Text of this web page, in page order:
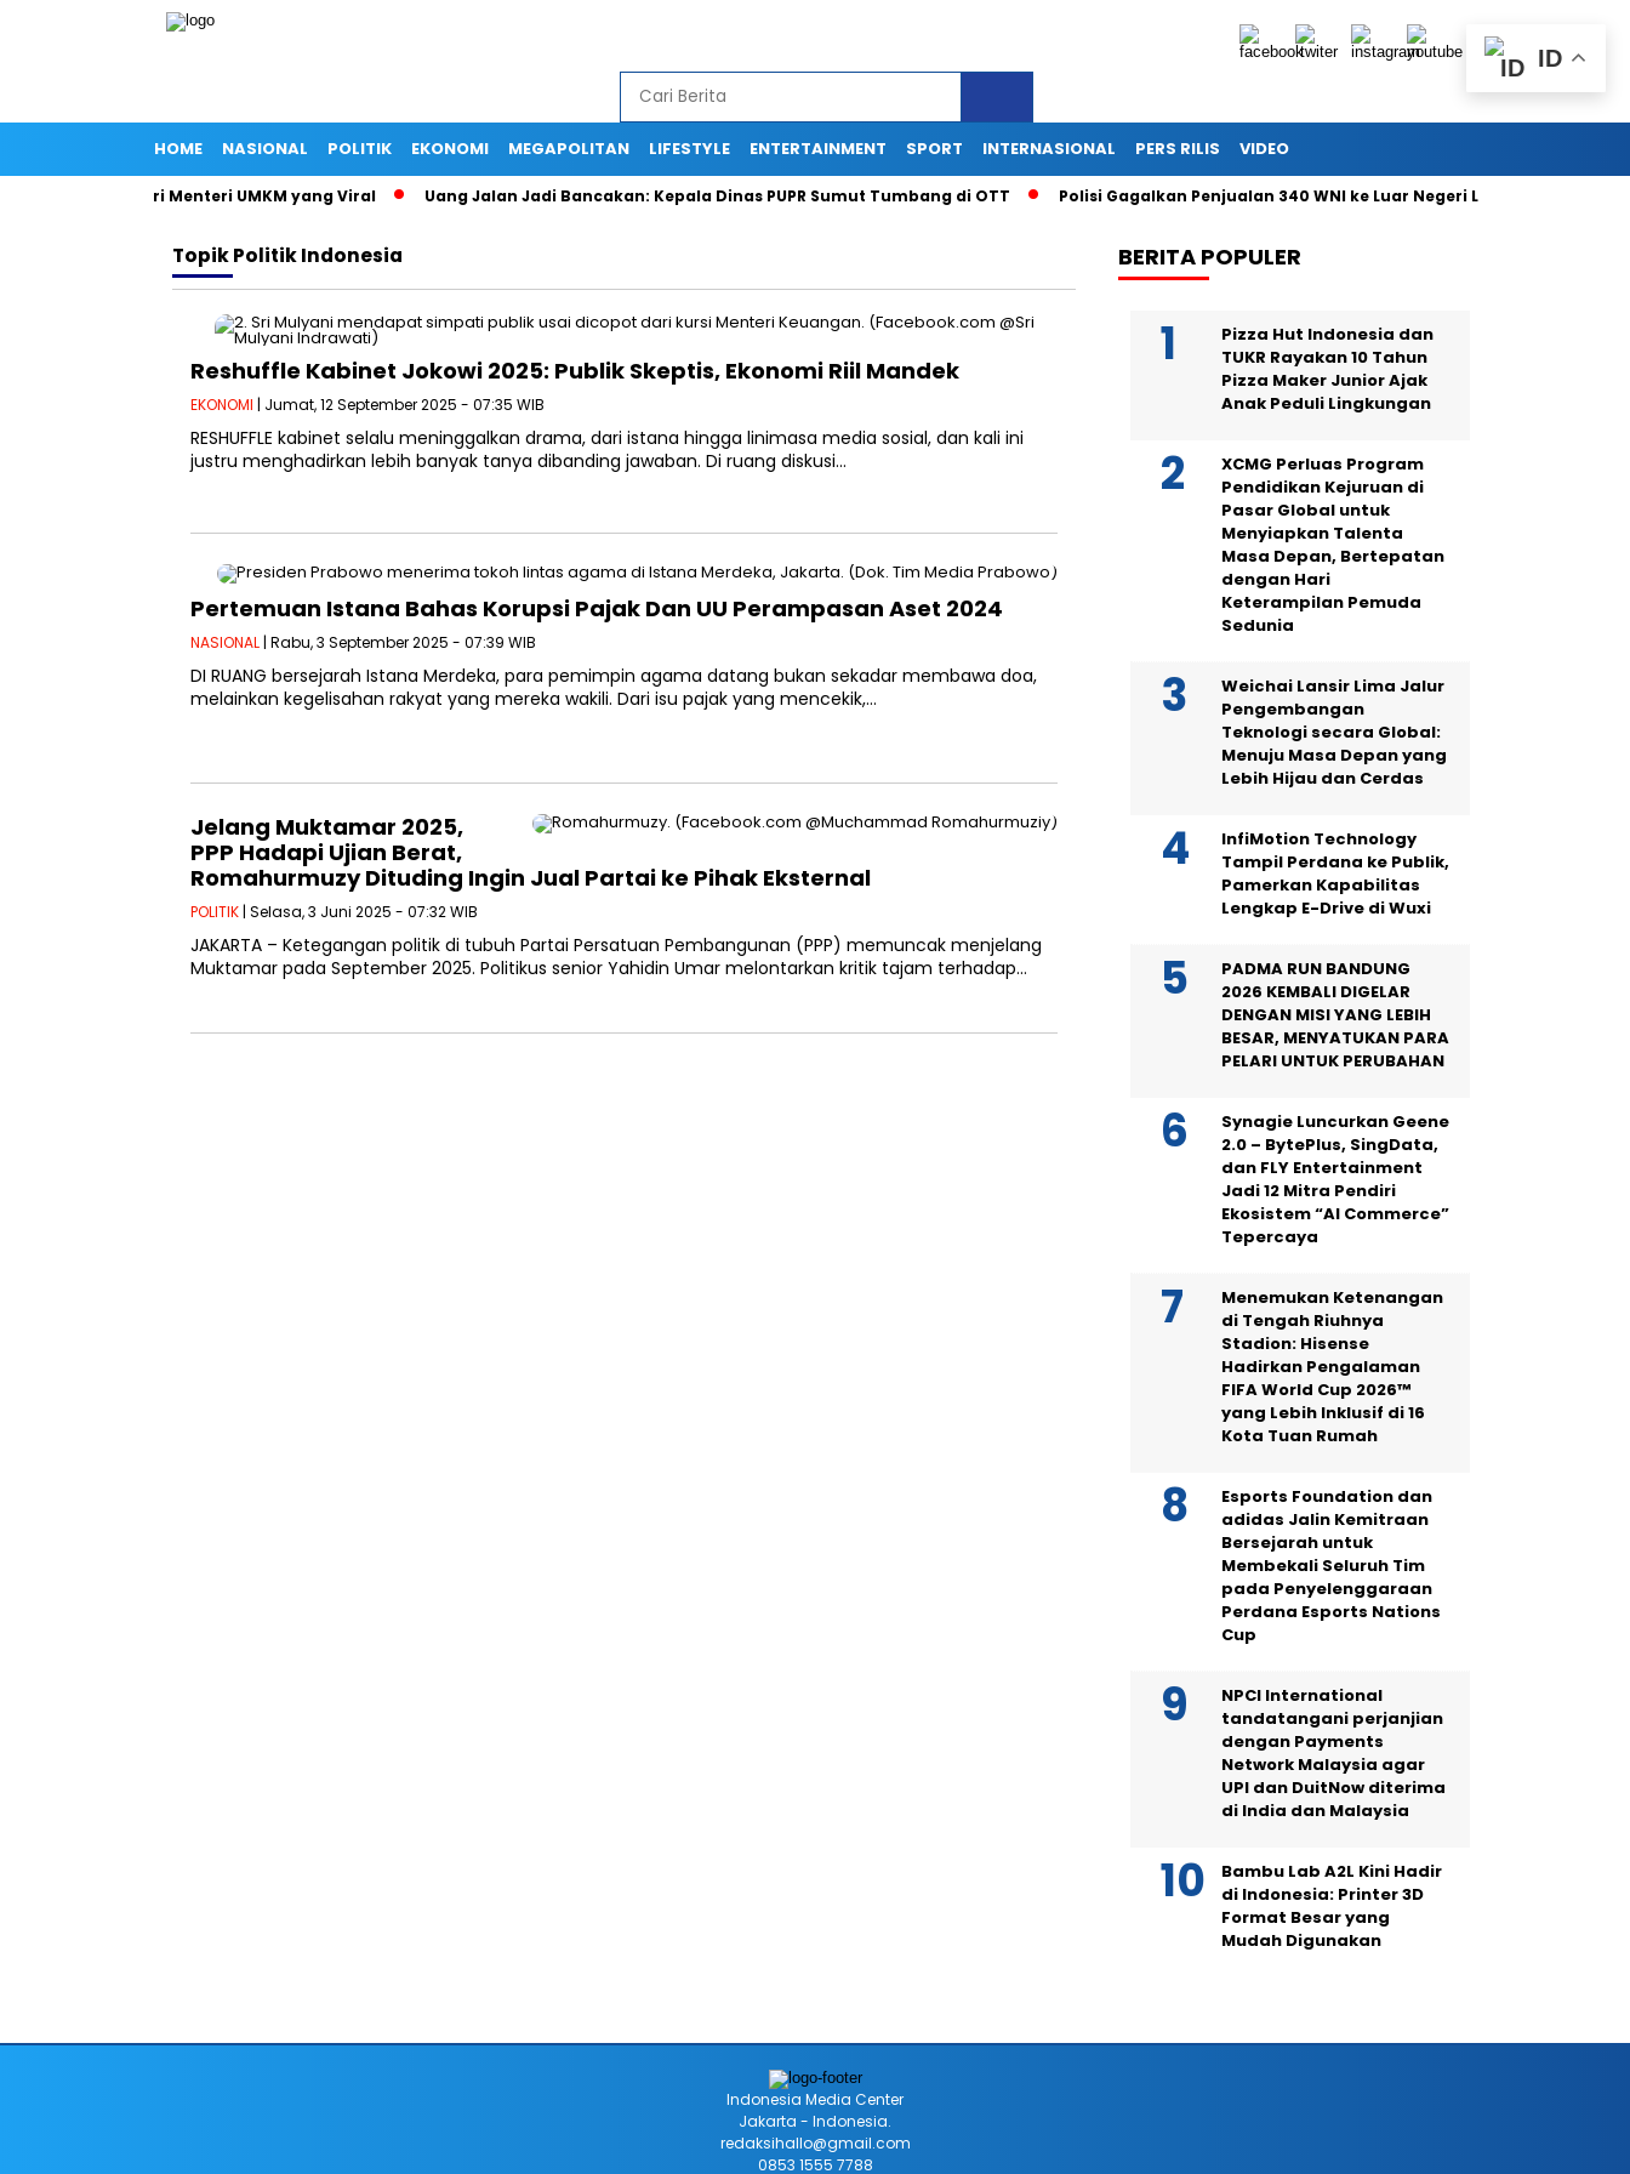
HOME NASIONAL POLITIK EKONOMI MEGAPOLITAN LIFESTYLE ENTERTAINMENT SPORT INTERNASIONAL PERS RILIS VIDEO
Jalan Istri Menteri UMKM yang Viral Uang Jalan Jadi Bancakan: Kepala Dinas PUPR Sumut Tumbang di OTT Polisi Gagalkan Penjualan 340 WNI ke Luar Negeri Lewat Bandara Soetta
TopikPolitik Indonesia
Reshuffle Kabinet Jokowi 2025: Publik Skeptis, Ekonomi Riil Mandek
EKONOMI | Jumat, 12 September 2025 - 07:35 WIB
RESHUFFLE kabinet selalu meninggalkan drama, dari istana hingga linimasa media sosial, dan kali ini
justru menghadirkan lebih banyak tanya dibanding jawaban. Di ruang diskusi…
Pertemuan Istana Bahas Korupsi Pajak Dan UU Perampasan Aset 2024
NASIONAL | Rabu, 3 September 2025 - 07:39 WIB
DI RUANG bersejarah Istana Merdeka, para pemimpin agama datang bukan sekadar membawa doa,
melainkan kegelisahan rakyat yang mereka wakili. Dari isu pajak yang mencekik,…
Jelang Muktamar 2025,
PPP Hadapi Ujian Berat,
Romahurmuzy Dituding Ingin Jual Partai ke Pihak Eksternal
POLITIK | Selasa, 3 Juni 2025 - 07:32 WIB
JAKARTA – Ketegangan politik di tubuh Partai Persatuan Pembangunan (PPP) memuncak menjelang
Muktamar pada September 2025. Politikus senior Yahidin Umar melontarkan kritik tajam terhadap…
BERITA POPULER
Pizza Hut Indonesia dan
TUKR Rayakan 10 Tahun
Pizza Maker Junior Ajak
Anak Peduli Lingkungan
XCMG Perluas Program
Pendidikan Kejuruan di
Pasar Global untuk
Menyiapkan Talenta
Masa Depan, Bertepatan
dengan Hari
Keterampilan Pemuda
Sedunia
Weichai Lansir Lima Jalur
Pengembangan
Teknologi secara Global:
Menuju Masa Depan yang
Lebih Hijau dan Cerdas
InfiMotion Technology
Tampil Perdana ke Publik,
Pamerkan Kapabilitas
Lengkap E-Drive di Wuxi
PADMA RUN BANDUNG
2026 KEMBALI DIGELAR
DENGAN MISI YANG LEBIH
BESAR, MENYATUKAN PARA
PELARI UNTUK PERUBAHAN
Synagie Luncurkan Geene
2.0 – BytePlus, SingData,
dan FLY Entertainment
Jadi 12 Mitra Pendiri
Ekosistem “AI Commerce”
Tepercaya
Menemukan Ketenangan
di Tengah Riuhnya
Stadion: Hisense
Hadirkan Pengalaman
FIFA World Cup 2026™
yang Lebih Inklusif di 16
Kota Tuan Rumah
Esports Foundation dan
adidas Jalin Kemitraan
Bersejarah untuk
Membekali Seluruh Tim
pada Penyelenggaraan
Perdana Esports Nations
Cup
NPCI International
tandatangani perjanjian
dengan Payments
Network Malaysia agar
UPI dan DuitNow diterima
di India dan Malaysia
Bambu Lab A2L Kini Hadir
di Indonesia: Printer 3D
Format Besar yang
Mudah Digunakan
ID
Indonesia Media Center
Jakarta - Indonesia.
redaksihallo@gmail.com
0853 1555 7788